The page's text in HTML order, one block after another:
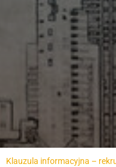
Klauzula informacyjna –